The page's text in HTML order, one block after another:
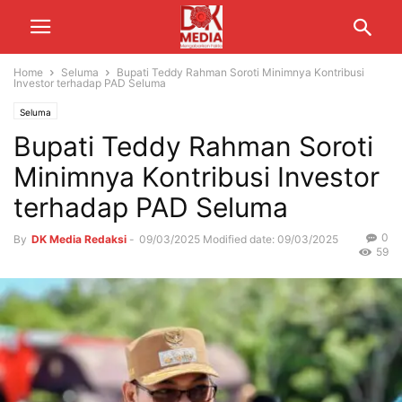
Home Seluma
Bupati Teddy Rahman Soroti Minimnya Kontribusi
Investor terhadap PAD Seluma
Seluma
Bupati Teddy Rahman Soroti
Minimnya Kontribusi Investor
terhadap PAD Seluma
By DK Media Redaksi - 09/03/2025 Modified date: 09/03/2025
0
59